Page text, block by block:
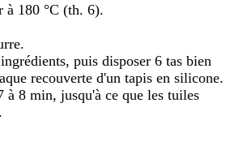
à 180 °C (th. 6).
puis disposer 6 tas bien
recouverte d'un tapis en silicone.
à 8 min, jusqu'à ce que les tuiles